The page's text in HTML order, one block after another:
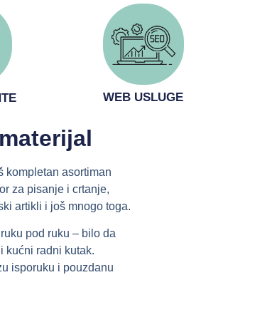
WEB USLUGE
kompletan asortiman
za pisanje i crtanje,
artikli i još mnogo toga.
pod ruku – bilo da
kućni radni kutak.
isporuku i pouzdanu